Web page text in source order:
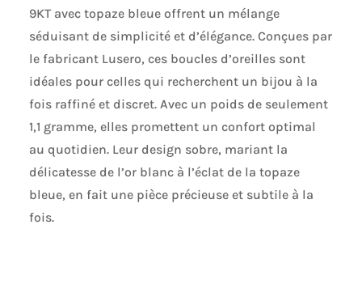
bel écrin bleu
9KT avec topaze bleue offrent un mélange
séduisant de simplicité et d’élégance. Conçues par
le fabricant Lusero, ces boucles d’oreilles sont
idéales pour celles qui recherchent un bijou à la
fois raffiné et discret. Avec un poids de seulement
1,1 gramme, elles promettent un confort optimal
au quotidien. Leur design sobre, mariant la
délicatesse de l’or blanc à l’éclat de la topaze
bleue, en fait une pièce précieuse et subtile à la
fois.